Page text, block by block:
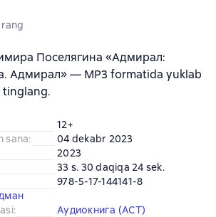
Поселягина «Адмирал:
Адмирал» — MP3 formatida yuklab
12+
sana:
04 dekabr 2023
2023
33 s. 30 daqiqa 24 sek.
978-5-17-144141-8
:
Аудиокнига (АСТ)